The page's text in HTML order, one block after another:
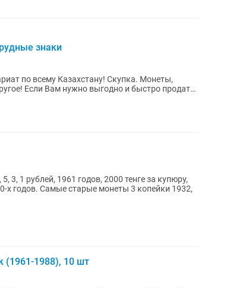
знаки
по всему Казахстану! Скупка. Монеты,
Если Вам нужно выгодно и быстро продать
3, 1 рублей, 1961 годов, 2000 тенге за купюру,
х годов. Самые старые монеты 3 копейки 1932,
(1961-1988), 10 шт